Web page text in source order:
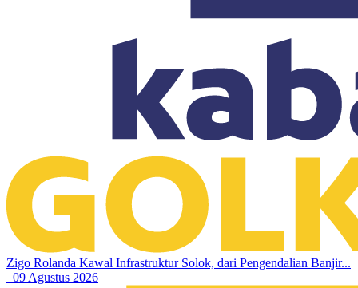
Zigo Rolanda Kawal Infrastruktur Solok, dari Pengendalian Banjir...
09 Agustus 2026